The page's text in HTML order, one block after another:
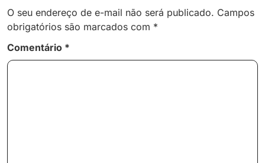
O seu endereço de e-mail não será publicado. Campos
obrigatórios são marcados com *
Comentário *